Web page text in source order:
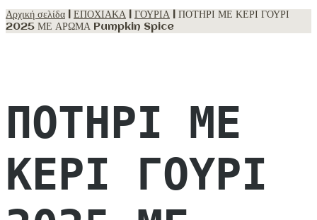
Αρχική σελίδα ΕΠΟΧΙΑΚΑ ΓΟΥΡΙΑ | ΠΟΤΗΡΙ ΜΕ ΚΕΡΙ ΓΟΥΡΙ
2025 ΜΕ ΑΡΩΜΑ Pumpkin Spice
ΠΟΤΗΡΙ ΜΕ
ΚΕΡΙ ΓΟΥΡΙ